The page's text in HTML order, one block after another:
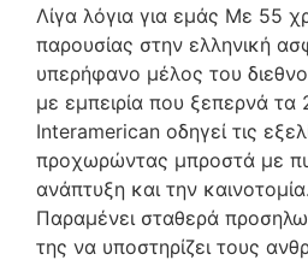
Λίγα λόγια για εμάς Με 55
παρουσίας στην ελληνική
υπερήφανο μέλος του
με εμπειρία που ξεπερνά τα
Interamerican οδηγεί τις
προχωρώντας μπροστά με
ανάπτυξη και την καινοτομία.
Παραμένει σταθερά
της να υποστηρίζει τους